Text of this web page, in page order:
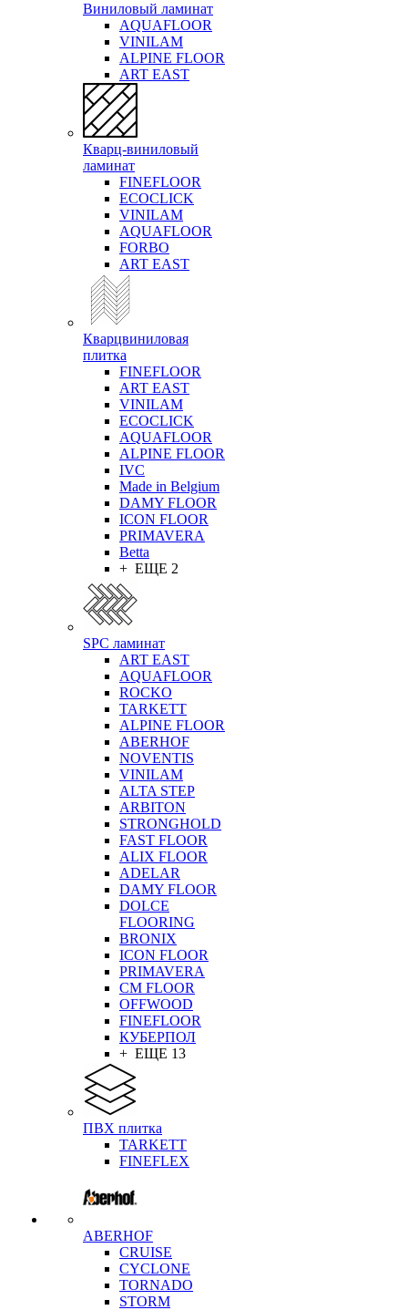
Виниловый ламинат
AQUAFLOOR
VINILAM
ALPINE FLOOR
ART EAST
Кварц-виниловый
ламинат
FINEFLOOR
ECOCLICK
VINILAM
AQUAFLOOR
FORBO
ART EAST
Кварцвиниловая
плитка
FINEFLOOR
ART EAST
VINILAM
ECOCLICK
AQUAFLOOR
ALPINE FLOOR
IVC
Made in Belgium
DAMY FLOOR
ICON FLOOR
PRIMAVERA
Betta
+ ЕЩЕ 2
SPC ламинат
ART EAST
AQUAFLOOR
ROCKO
TARKETT
ALPINE FLOOR
ABERHOF
NOVENTIS
VINILAM
ALTA STEP
ARBITON
STRONGHOLD
FAST FLOOR
ALIX FLOOR
ADELAR
DAMY FLOOR
DOLCE
FLOORING
BRONIX
ICON FLOOR
PRIMAVERA
CM FLOOR
OFFWOOD
FINEFLOOR
КУБЕРПОЛ
+ ЕЩЕ 13
ПВХ плитка
TARKETT
FINEFLEX
ABERHOF
CRUISE
CYCLONE
TORNADO
STORM